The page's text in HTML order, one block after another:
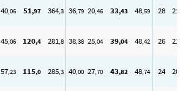
40,06 51,97 364,3 36,79 20,46 33,43 48,59 28 21
45,06 120,4 281,8 38,38 25,04 39,04 48,42 26 21
57,23 115,0 285,3 40,00 27,70 43,82 48,74 24 20